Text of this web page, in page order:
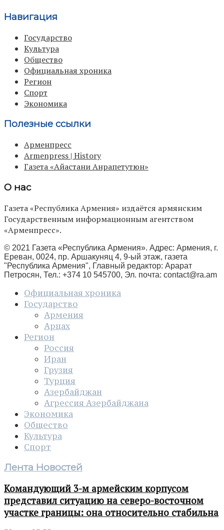
Навигация
Государство
Культура
Общество
Официальная хроника
Регион
Спорт
Экономика
Полезные ссылки
Арменпресс
Armenpress | History
Газета «Айастани Анрапетутюн»
О нас
Газета «Республика Армения» издаётся армянским
Государственным информационным агентством
«Арменпресс».
© 2021 Газета «Республика Армения». Адрес: Армения, г.
Ереван, 0024, пр. Аршакуняц 4, 9-ый этаж, газета
"Республика Армения", Главный редактор: Арарат
Петросян, Тел.: +374 10 545700, Эл. почта: contact@ra.am
Официальная хроника
Государство
Армения
Арцах
Регион
Россия
Иран
Грузия
Турция
Азербайджан
Агрессия Азербайджана
Экономика
Общество
Культура
Спорт
Лента Новостей
Командующий 3-м армейским корпусом
представил ситуацию на северо-восточном
участке границы: она относительно стабильна